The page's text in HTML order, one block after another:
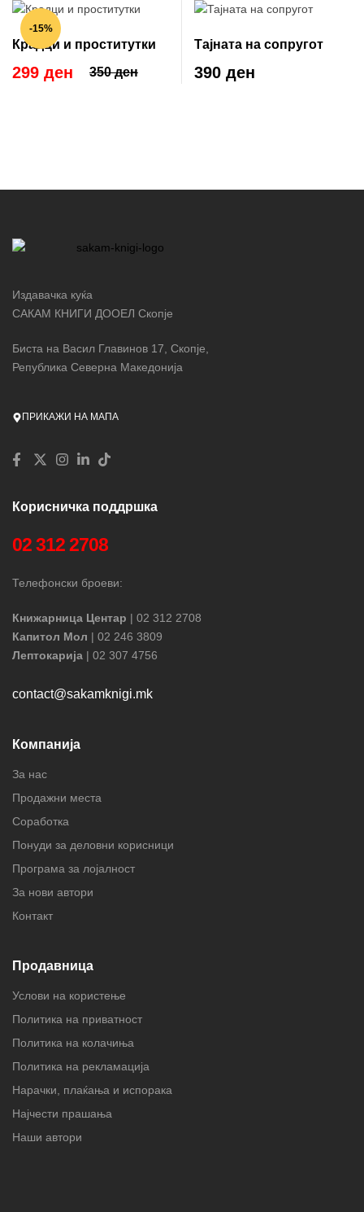
-15%
Крадци и проститутки
350 ден
299 ден
Тајната на сопругот
390 ден
Издавачка куќа
САКАМ КНИГИ ДООЕЛ Скопје
Биста на Васил Главинов 17, Скопје,
Република Северна Македонија
ПРИКАЖИ НА МАПА
Корисничка поддршка
02 312 2708
Телефонски броеви:
Книжарница Центар | 02 312 2708
Капитол Мол | 02 246 3809
Лептокарија | 02 307 4756
contact@sakamknigi.mk
Компанија
За нас
Продажни места
Соработка
Понуди за деловни корисници
Програма за лојалност
За нови автори
Контакт
Продавница
Услови на користење
Политика на приватност
Политика на колачиња
Политика на рекламација
Нарачки, плаќања и испорака
Најчести прашања
Наши автори